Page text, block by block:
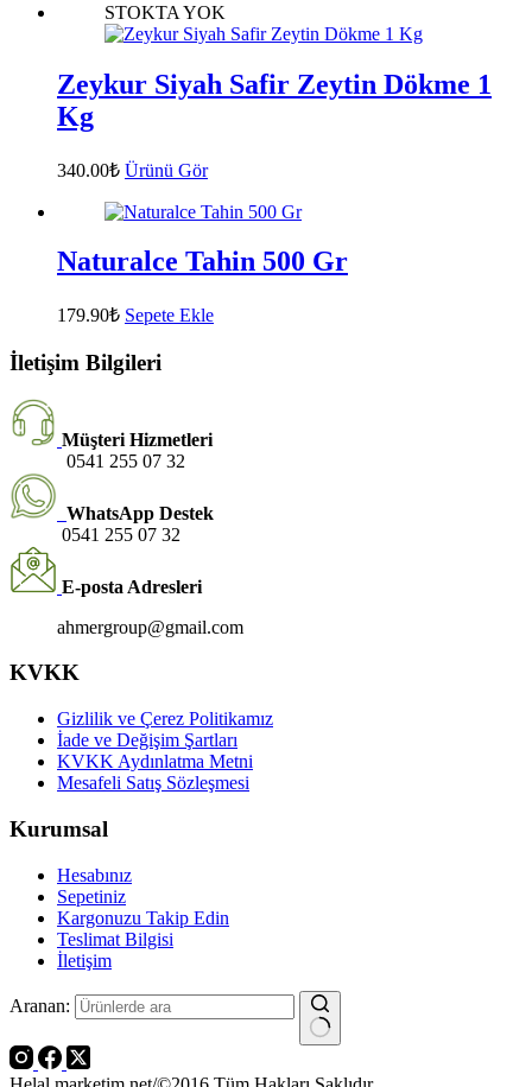
STOKTA YOK
Zeykur Siyah Safir Zeytin Dökme 1
Kg
340.00₺ Ürünü Gör
Naturalce Tahin 500 Gr
179.90₺ Sepete Ekle
İletişim Bilgileri
Müşteri Hizmetleri
0541 255 07 32
WhatsApp Destek
0541 255 07 32
E-posta Adresleri
ahmergroup@gmail.com
KVKK
Gizlilik ve Çerez Politikamız
İade ve Değişim Şartları
KVKK Aydınlatma Metni
Mesafeli Satış Sözleşmesi
Kurumsal
Hesabınız
Sepetiniz
Kargonuzu Takip Edin
Teslimat Bilgisi
İletişim
Aranan: